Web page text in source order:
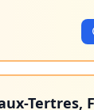
Tertres,